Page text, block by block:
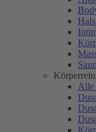
Alle